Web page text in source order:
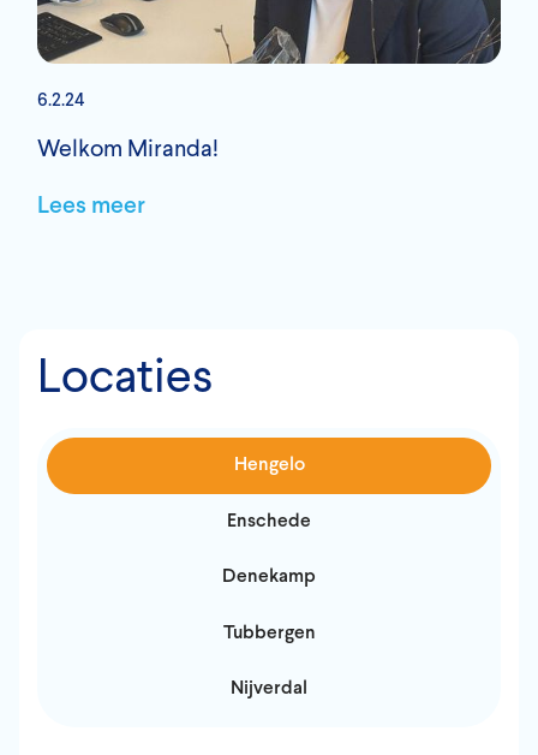
6.2.24
Welkom Miranda!
Lees meer
Locaties
Hengelo
Enschede
Denekamp
Tubbergen
Nijverdal